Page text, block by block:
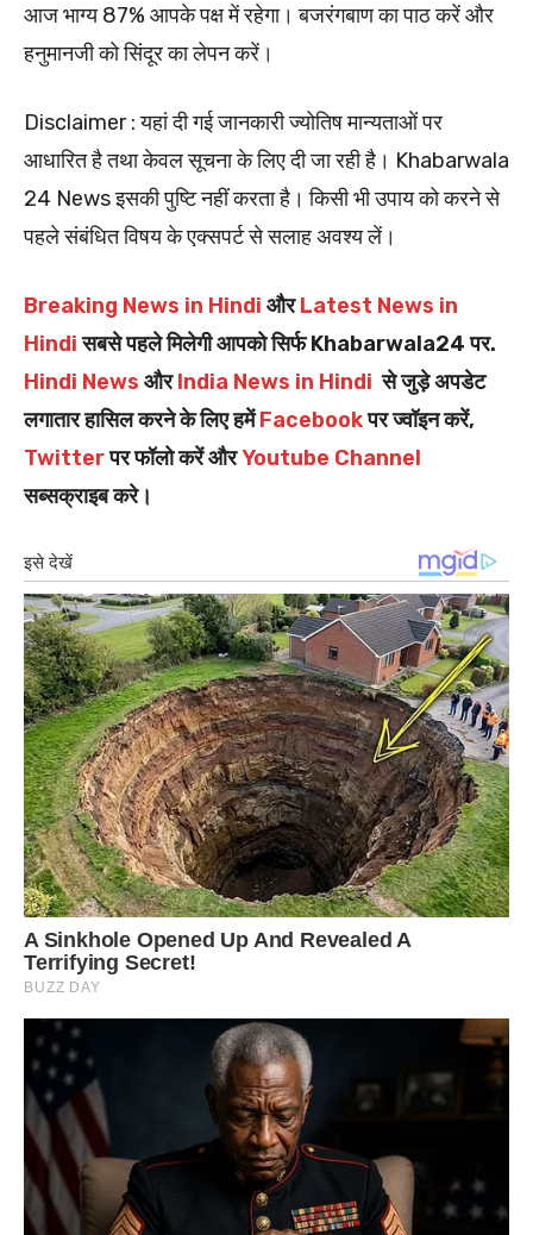
आज भाग्य 87% आपके पक्ष में रहेगा। बजरंगबाण का पाठ करें और
हनुमानजी को सिंदूर का लेपन करें।
Disclaimer : यहां दी गई जानकारी ज्योतिष मान्यताओं पर
आधारित है तथा केवल सूचना के लिए दी जा रही है। Khabarwala
24 News इसकी पुष्टि नहीं करता है। किसी भी उपाय को करने से
पहले संबंधित विषय के एक्सपर्ट से सलाह अवश्य लें।
Breaking News in Hindi औरLatest News in
Hindiसबसे पहले मिलेगी आपको सिर्फ Khabarwala24 पर.
Hindi News औरIndia News in Hindi से जुड़े अपडेट
लगातार हासिल करने के लिए हमेंFacebookपर ज्वॉइन करें,
Twitterपर फॉलो करें औरYoutube Channel
सब्सक्राइब करे।